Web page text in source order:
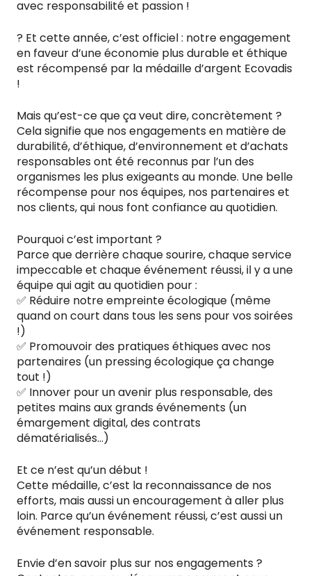
avec responsabilité et passion !
? Et cette année, c’est officiel : notre engagement
en faveur d’une économie plus durable et éthique
est récompensé par la médaille d’argent Ecovadis
!
Mais qu’est-ce que ça veut dire, concrètement ?
Cela signifie que nos engagements en matière de
durabilité, d’éthique, d’environnement et d’achats
responsables ont été reconnus par l’un des
organismes les plus exigeants au monde. Une belle
récompense pour nos équipes, nos partenaires et
nos clients, qui nous font confiance au quotidien.
Pourquoi c’est important ?
Parce que derrière chaque sourire, chaque service
impeccable et chaque événement réussi, il y a une
équipe qui agit au quotidien pour :
✅ Réduire notre empreinte écologique (même
quand on court dans tous les sens pour vos soirées
!)
✅ Promouvoir des pratiques éthiques avec nos
partenaires (un pressing écologique ça change
tout !)
✅ Innover pour un avenir plus responsable, des
petites mains aux grands événements (un
émargement digital, des contrats
dématérialisés…)
Et ce n’est qu’un début !
Cette médaille, c’est la reconnaissance de nos
efforts, mais aussi un encouragement à aller plus
loin. Parce qu’un événement réussi, c’est aussi un
événement responsable.
Envie d’en savoir plus sur nos engagements ?